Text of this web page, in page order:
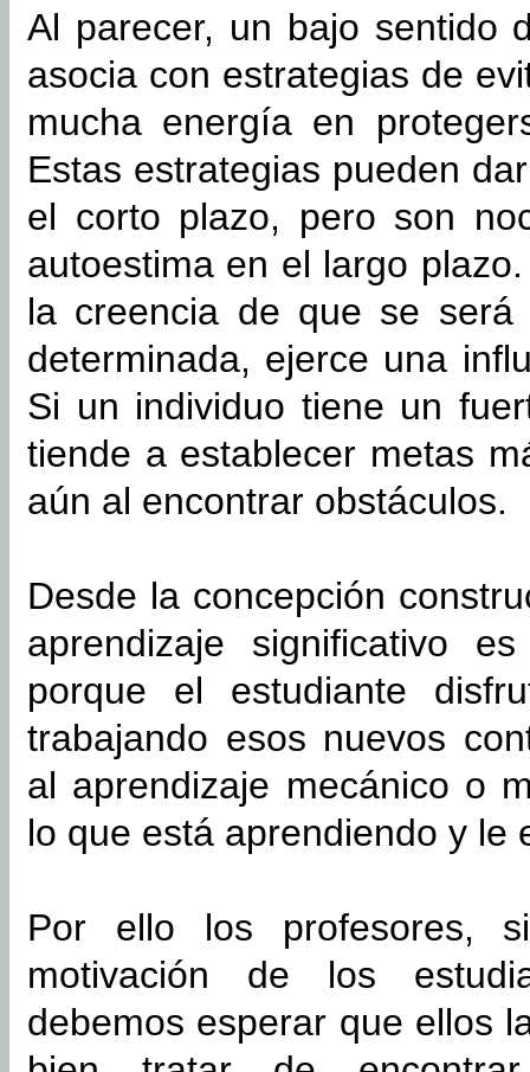
Al parecer, un bajo sentido
asocia con estrategias de
mucha energía en
Estas estrategias pueden
el corto plazo, pero son
autoestima en el largo
la creencia de que se será
determinada, ejerce una
Si un individuo tiene un
tiende a establecer metas
aún al encontrar obstáculos.
Desde la concepción
aprendizaje significativo
porque el estudiante
trabajando esos nuevos
al aprendizaje mecánico o
lo que está aprendiendo y le
Por ello los profesores,
motivación de los
debemos esperar que ellos